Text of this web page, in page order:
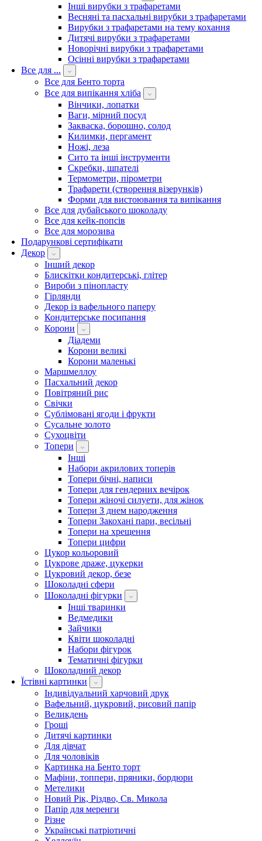
Інші вирубки з трафаретами
Весняні та пасхальні вирубки з трафаретами
Вирубки з трафаретами на тему кохання
Дитячі вирубки з трафаретами
Новорічні вирубки з трафаретами
Осінні вирубки з трафаретами
Все для ...
Все для Бенто торта
Все для випікання хліба
Вінчики, лопатки
Ваги, мірний посуд
Закваска, борошно, солод
Килимки, пергамент
Ножі, леза
Сито та інші інструменти
Скребки, шпателі
Термометри, пірометри
Трафарети (створення візерунків)
Форми для вистоювання та випікання
Все для дубайського шоколаду
Все для кейк-попсів
Все для морозива
Подарункові сертифікати
Декор
Інший декор
Блискітки кондитерські, глітер
Вироби з пінопласту
Гірлянди
Декор із вафельного паперу
Кондитерське посипання
Корони
Діадеми
Корони великі
Корони маленькі
Маршмеллоу
Пасхальний декор
Повітряний рис
Свічки
Сублімовані ягоди і фрукти
Сусальне золото
Сухоцвіти
Топери
Інші
Набори акрилових топерів
Топери бічні, написи
Топери для гендерних вечірок
Топери жіночі силуети, для жінок
Топери З днем ​​народження
Топери Закохані пари, весільні
Топери на хрещення
Топери цифри
Цукор кольоровий
Цукрове драже, цукерки
Цукровий декор, безе
Шоколадні сфери
Шоколадні фігурки
Інші тваринки
Ведмедики
Зайчики
Квіти шоколадні
Набори фігурок
Тематичні фігурки
Шоколадний декор
Їстівні картинки
Індивідуальний харчовий друк
Вафельний, цукровий, рисовий папір
Великдень
Гроші
Дитячі картинки
Для дівчат
Для чоловіків
Картинка на Бенто торт
Мафіни, топпери, пряники, бордюри
Метелики
Новий Рік, Різдво, Св. Микола
Папір для меренги
Різне
Українські патріотичні